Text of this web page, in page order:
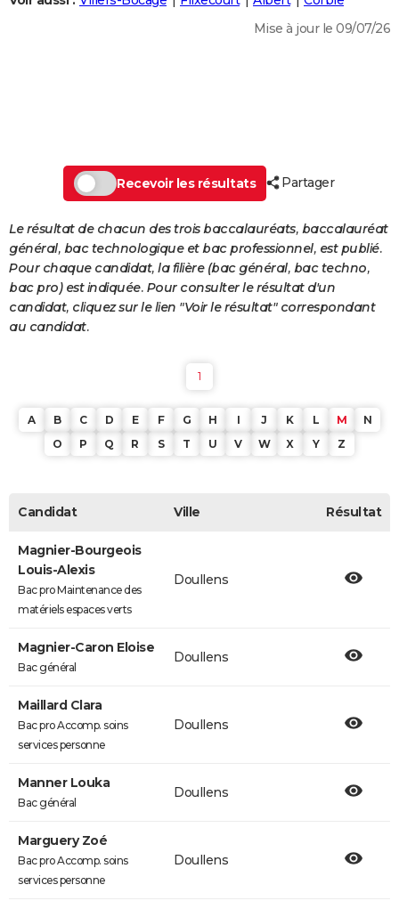
DICTIONNAIRE
Dictionnaire
Biographies
Expressions
Proverbes
PROGRAMME TV
COPAINS D'AVANT
S'inscrire
Se connecter
Lycées
Collèges
Primaires
Universités
Entreprises
Service militaire
Avis de recherche
AVIS DE DÉCÈS
FORUM
Mise à jour le 09/07/26
Recevoir les résultats Partager
Le résultat de chacun des trois baccalauréats, baccalauréat
général, bac technologique et bac professionnel, est publié.
Pour chaque candidat, la filière (bac général, bac techno,
bac pro) est indiquée. Pour consulter le résultat d'un
candidat, cliquez sur le lien "Voir le résultat" correspondant
au candidat.
1
A B C D E F G H I J K L M
N
O
P Q R S T U V W X Y Z
Candidat Ville Résultat
Magnier-Bourgeois
Louis-Alexis
Bac pro Maintenance des
matériels espaces verts
Doullens
Magnier-Caron Eloise
Bac général
Doullens
Maillard Clara
Bac pro Accomp. soins
services personne
Doullens
Manner Louka
Bac général
Doullens
Marguery Zoé
Bac pro Accomp. soins
services personne
Doullens